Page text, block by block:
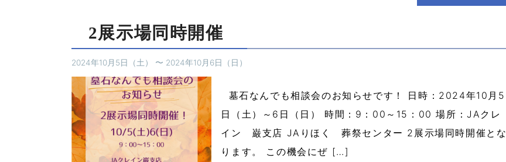
2展示場同時開催
2024年10月5日（土） 〜 2024年10月6日（日）
墓石なんでも相談会のお知らせです！ 日時：2024年10月5
日（土）～6日（日） 時間：9：00～15：00 場所：JAクレ
イン 巌支店 JAりほく 葬祭センター 2展示場同時開催とな
ります。 この機会にぜ […]